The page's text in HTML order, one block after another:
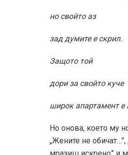
но свойто аз
зад думите е скрил.
Защото той
дори за свойто куче
широк апартамент е
Но онова, което му
„Жените не обичат…”,